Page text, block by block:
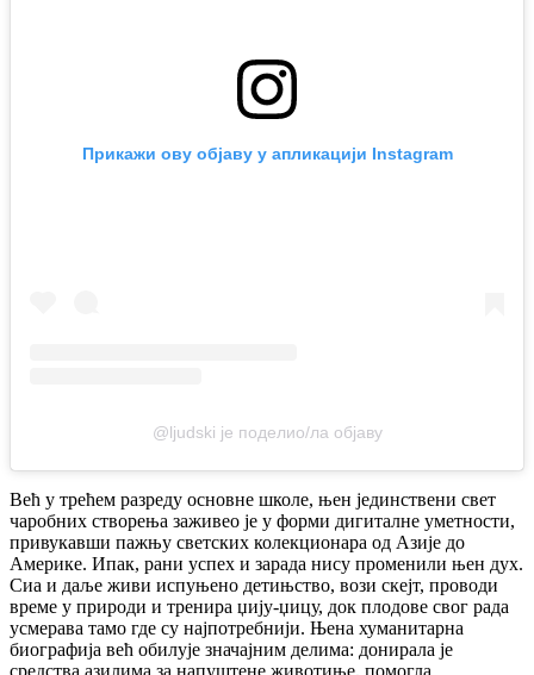
Прикажи ову објаву у апликацији Instagram
@ljudski је поделио/ла објаву
Већ у трећем разреду основне школе, њен јединствени свет
чаробних створења заживео је у форми дигиталне уметности,
привукавши пажњу светских колекционара од Азије до
Америке. Ипак, рани успех и зарада нису променили њен дух.
Сиа и даље живи испуњено детињство, вози скејт, проводи
време у природи и тренира џију-џицу, док плодове свог рада
усмерава тамо где су најпотребнији. Њена хуманитарна
биографија већ обилује значајним делима: донирала је
средства азилима за напуштене животиње, помогла